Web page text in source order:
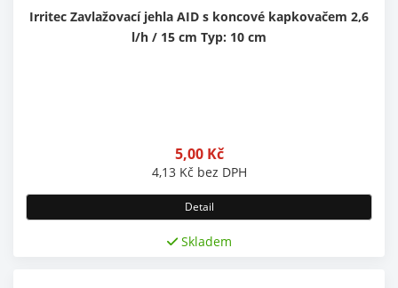
Irritec Zavlažovací jehla AID s koncové kapkovačem 2,6
l/h / 15 cm Typ: 10 cm
5,00 Kč
4,13 Kč bez DPH
Detail
Skladem